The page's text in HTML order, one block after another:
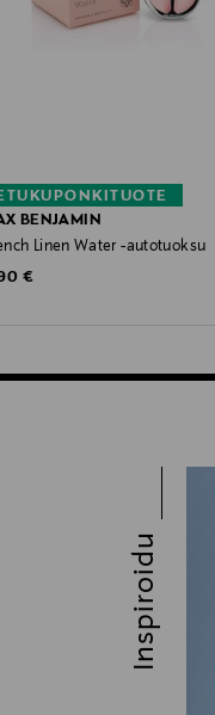
BENJAMIN
Linen Water -autotuoksu
Price
€
Inspiroidu